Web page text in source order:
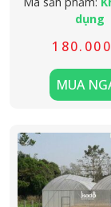
dụng
MUA